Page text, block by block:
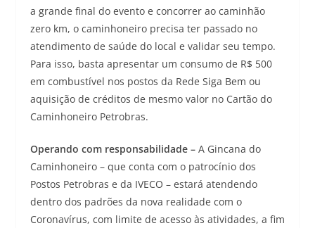
a grande final do evento e concorrer ao caminhão
zero km, o caminhoneiro precisa ter passado no
atendimento de saúde do local e validar seu tempo.
Para isso, basta apresentar um consumo de R$ 500
em combustível nos postos da Rede Siga Bem ou
aquisição de créditos de mesmo valor no Cartão do
Caminhoneiro Petrobras.
Operando com responsabilidade –A Gincana do
Caminhoneiro – que conta com o patrocínio dos
Postos Petrobras e da IVECO – estará atendendo
dentro dos padrões da nova realidade com o
Coronavírus, com limite de acesso às atividades, a fim